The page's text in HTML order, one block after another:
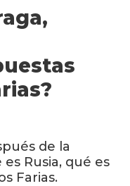
de la
Rusia, qué es
Farias.